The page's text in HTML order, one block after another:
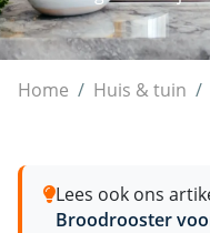
Home Huis & tuin
Broodroosters
Lees ook ons
Broodrooster